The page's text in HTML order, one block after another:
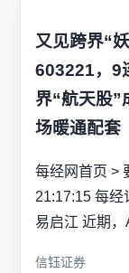
又见跨界“
603221，9
界“航天股”
场暖通配套
每经网首页 >
21:17:15 每经
易启江 近期，
信钰证券